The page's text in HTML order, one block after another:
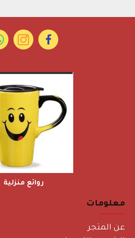
روائع منزلية
معلومات
عن المتجر